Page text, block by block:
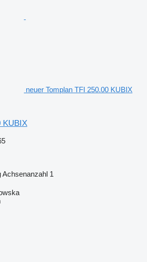
neuer Tomplan TFI 250.00 KUBIX
KUBIX
Achsenanzahl 1